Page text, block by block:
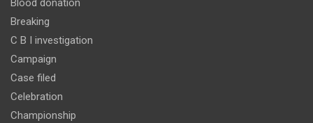
Blood donation
Breaking
C B I investigation
Campaign
Case filed
Celebration
Championship